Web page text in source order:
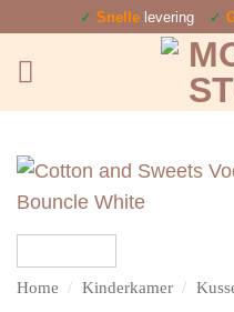
inhoud
✓ Snellelevering ✓
Home / Kinderkamer /